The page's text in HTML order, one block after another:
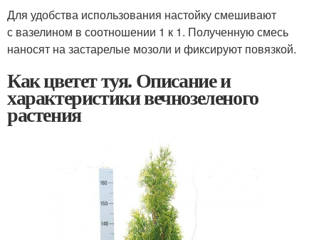
Для удобства использования настойку смешивают
с вазелином в соотношении 1 к 1. Полученную смесь
наносят на застарелые мозоли и фиксируют повязкой.
Как цветет туя. Описание и
характеристики вечнозеленого
растения